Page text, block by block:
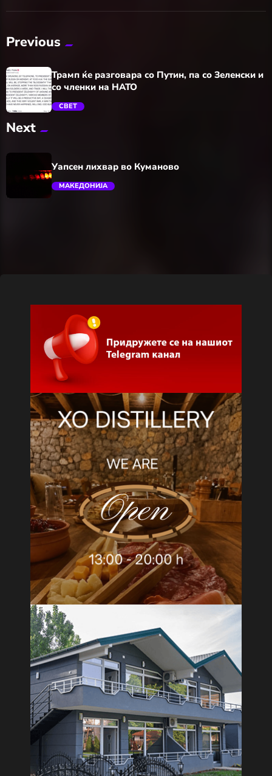
Previous
Трамп ќе разговара со Путин, па со Зеленски и
со членки на НАТО
СВЕТ
Next
Уапсен лихвар во Куманово
МАКЕДОНИЈА